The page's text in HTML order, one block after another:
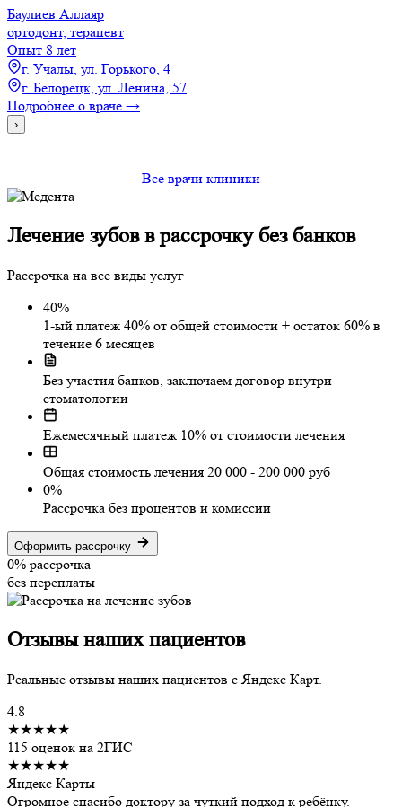
Баулиев Аллаяр
ортодонт, терапевт
Опыт 8 лет
г. Учалы, ул. Горького, 4
г. Белорецк, ул. Ленина, 57
Подробнее о враче →
›
Все врачи клиники
Лечение зубовв рассрочкубез банков
Рассрочка на все виды услуг
40%
1-ый платеж 40% от общей стоимости + остаток 60% в
течение 6 месяцев
Без участия банков, заключаем договор внутри
стоматологии
Ежемесячный платеж 10% от стоимости лечения
Общая стоимость лечения 20 000 - 200 000 руб
0%
Рассрочка без процентов и комиссии
Оформить рассрочку
0% рассрочка
без переплаты
Отзывынаших пациентов
Реальные отзывы наших пациентов с Яндекс Карт.
4.8
★★★★★
115 оценок на 2ГИС
★★★★★
Яндекс Карты
Огромное спасибо доктору за чуткий подход к ребёнку.